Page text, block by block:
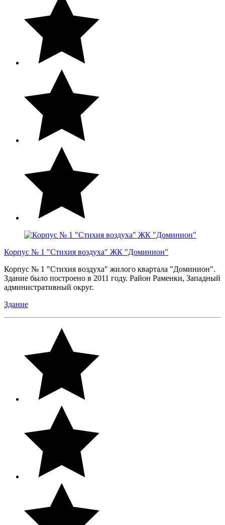
Корпус № 1 "Стихия воздуха" ЖК "Доминион"
Корпус № 1 "Стихия воздуха" жилого квартала "Доминион".
Здание было построено в 2011 году. Район Раменки, Западный
административный округ.
Здание